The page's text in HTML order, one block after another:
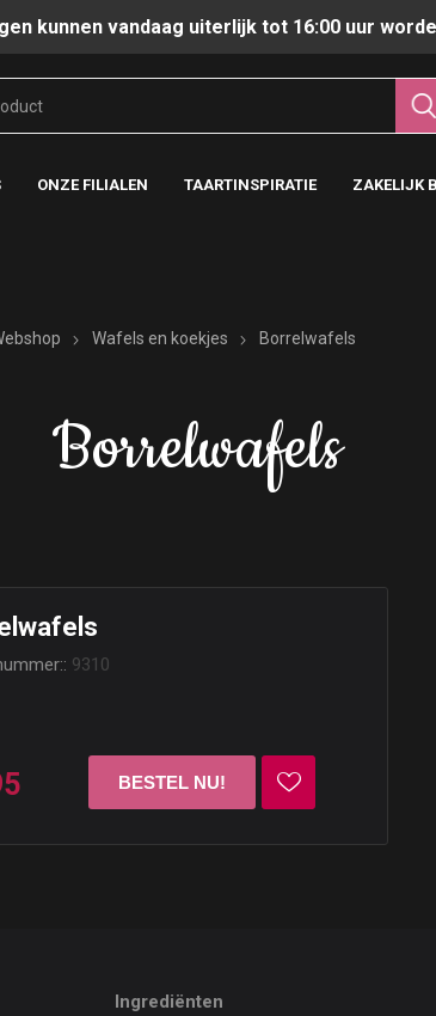
kunnen vandaag uiterlijk tot 16:00 uur
ONZE FILIALEN TAARTINSPIRATIE ZAKELIJK
Wafels en koekjes Borrelwafels
Borrelwafels
9310
Ingrediënten